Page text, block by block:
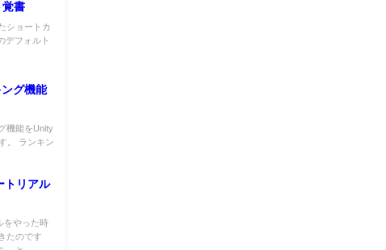
覚書
ショートカ
デフォルト
グ機能
機能をUnity
。 ランキン
トリアル
をやった時
たのです